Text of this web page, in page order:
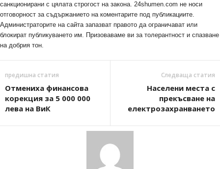
санкционирани с цялата строгост на закона. 24shumen.com не носи
отговорност за съдържанието на коментарите под публикациите.
Администраторите на сайта запазват правото да ограничават или
блокират публикуването им. Призоваваме ви за толерантност и спазване
на добрия тон.
предишна статия
Отмениха финансова
корекция за 5 000 000
лева на ВиК
Следваща статия
Населени места с
прекъсване на
електрозахранването